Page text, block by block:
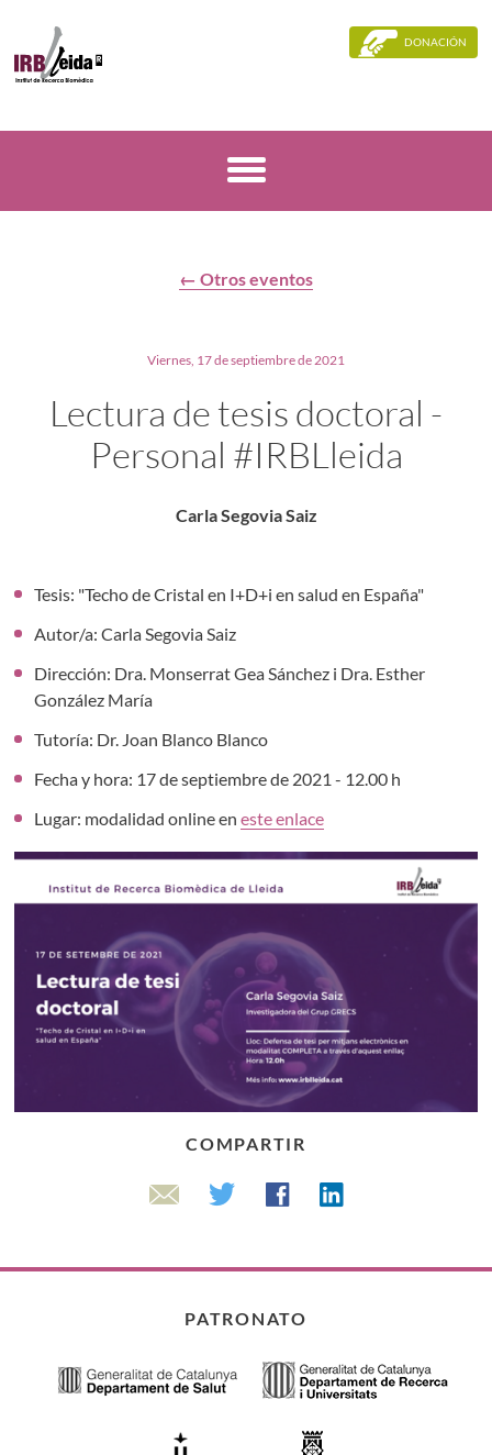
DONACIÓN
← Otros eventos
Viernes, 17 de septiembre de 2021
Lectura de tesis doctoral -
Personal #IRBLleida
Carla Segovia Saiz
Tesis: "Techo de Cristal en I+D+i en salud en España"
Autor/a: Carla Segovia Saiz
Dirección: Dra. Monserrat Gea Sánchez i Dra. Esther
González María
Tutoría: Dr. Joan Blanco Blanco
Fecha y hora: 17 de septiembre de 2021 - 12.00 h
Lugar: modalidad online eneste enlace
COMPARTIR
Email Twitter FacebookLinkedin
PATRONATO